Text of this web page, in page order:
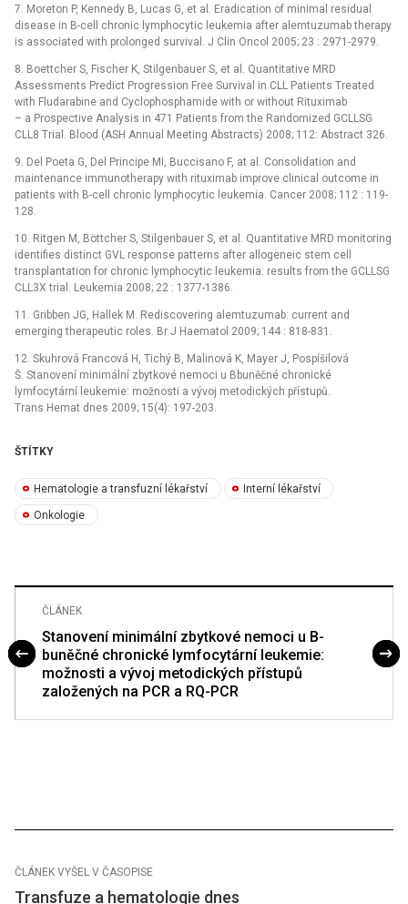
7. Moreton P, Kennedy B, Lucas G, et al. Eradication of minimal residual
disease in B-cell chronic lymphocytic leukemia after alemtuzumab therapy
is associated with prolonged survival. J Clin Oncol 2005; 23 : 2971-2979.
8. Boettcher S, Fischer K, Stilgenbauer S, et al. Quantitative MRD
Assessments Predict Progression Free Survival in CLL Patients Treated
with Fludarabine and Cyclophosphamide with or without Rituximab
–⁠ a Prospective Analysis in 471 Patients from the Randomized GCLLSG
CLL8 Trial. Blood (ASH Annual Meeting Abstracts) 2008; 112: Abstract 326.
9. Del Poeta G, Del Principe MI, Buccisano F, at al. Consolidation and
maintenance immunotherapy with rituximab improve clinical outcome in
patients with B-cell chronic lymphocytic leukemia. Cancer 2008; 112 : 119-
128.
10. Ritgen M, Böttcher S, Stilgenbauer S, et al. Quantitative MRD monitoring
identifies distinct GVL response patterns after allogeneic stem cell
transplantation for chronic lymphocytic leukemia: results from the GCLLSG
CLL3X trial. Leukemia 2008; 22 : 1377-1386.
11. Gribben JG, Hallek M. Rediscovering alemtuzumab: current and
emerging therapeutic roles. Br J Haematol 2009; 144 : 818-831.
12. Skuhrová Francová H, Tichý B, Malinová K, Mayer J, Pospíšilová
Š. Stanovení minimální zbytkové nemoci u Bbuněčné chronické
lymfocytární leukemie: možnosti a vývoj metodických přístupů.
Trans Hemat dnes 2009; 15(4): 197-203.
ŠTÍTKY
Hematologie a transfuzní lékařství Interní lékařství
Onkologie
ČLÁNEK
Stanovení minimální zbytkové nemoci u B-
buněčné chronické lymfocytární leukemie:
možnosti a vývoj metodických přístupů
založených na PCR a RQ-PCR
ČLÁNEK VYŠEL V ČASOPISE
Transfuze a hematologie dnes